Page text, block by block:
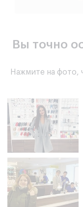
Вы точно
Нажмите на фото,